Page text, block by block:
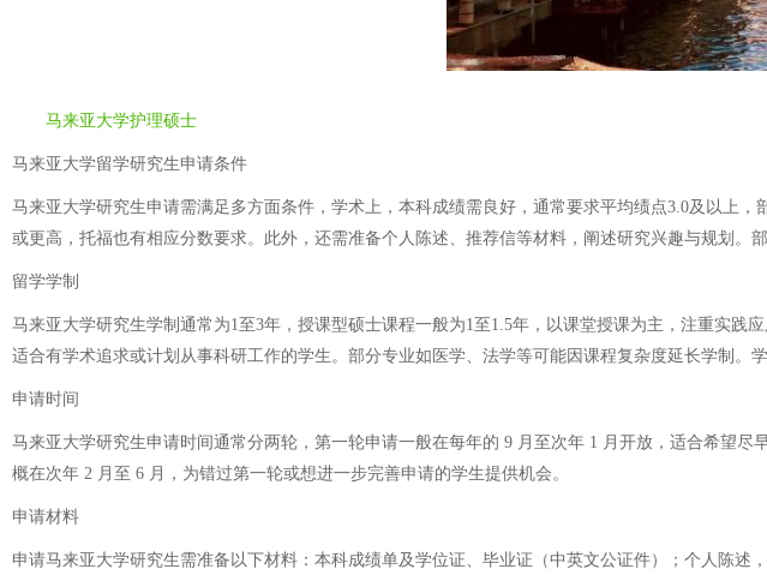
马来亚大学护理硕士
马来亚大学留学研究生申请条件
马来亚大学研究生申请需满足多方面条件，学术上，本科成绩需良好，通常要求平均绩点3.0及以上
或更高，托福也有相应分数要求。此外，还需准备个人陈述、推荐信等材料，阐述研究兴趣与规划。
留学学制
马来亚大学研究生学制通常为1至3年，授课型硕士课程一般为1至1.5年，以课堂授课为主，注重实践
适合有学术追求或计划从事科研工作的学生。部分专业如医学、法学等可能因课程复杂度延长学制。
申请时间
马来亚大学研究生申请时间通常分两轮，第一轮申请一般在每年的 9 月至次年 1 月开放，适合希望
概在次年 2 月至 6 月，为错过第一轮或想进一步完善申请的学生提供机会。
申请材料
申请马来亚大学研究生需准备以下材料：本科成绩单及学位证、毕业证（中英文公证件）；个人陈